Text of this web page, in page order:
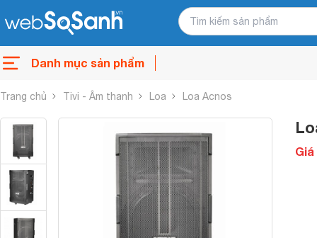
Danh mục sản phẩm
Trang chủ Tivi - Âm thanh Loa Loa Acnos
Giá